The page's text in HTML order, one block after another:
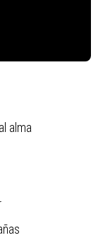
alma